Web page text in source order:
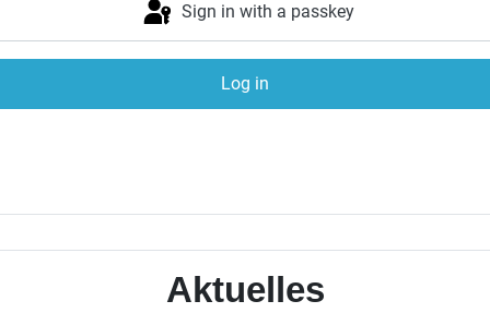
Aktuelles
Sign in with a passkey
Log in